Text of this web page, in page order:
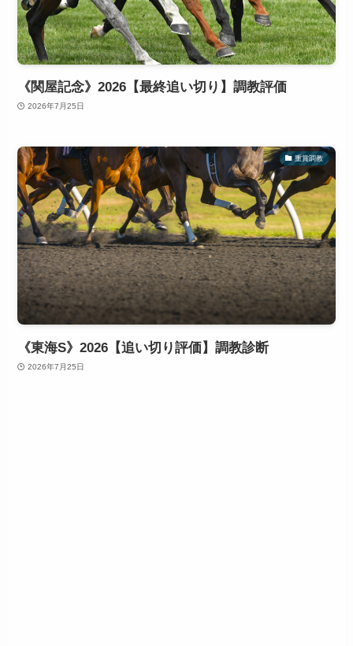
《関屋記念》2026【最終追い切り】調教評価
2026年7月25日
重賞調教
《東海S》2026【追い切り評価】調教診断
2026年7月25日